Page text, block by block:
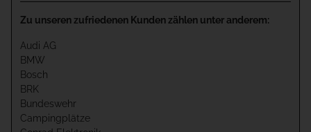
Zu unseren zufriedenen Kunden zählen unter anderem:
Audi AG
BMW
Bosch
BRK
Bundeswehr
Campingplätze